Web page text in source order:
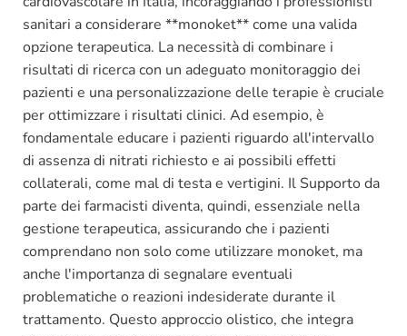
sanitari a considerare **monoket** come una valida
opzione terapeutica. La necessità di combinare i
risultati di ricerca con un adeguato monitoraggio dei
pazienti e una personalizzazione delle terapie è cruciale
per ottimizzare i risultati clinici. Ad esempio, è
fondamentale educare i pazienti riguardo all'intervallo
di assenza di nitrati richiesto e ai possibili effetti
collaterali, come mal di testa e vertigini. Il Supporto da
parte dei farmacisti diventa, quindi, essenziale nella
gestione terapeutica, assicurando che i pazienti
comprendano non solo come utilizzare monoket, ma
anche l'importanza di segnalare eventuali
problematiche o reazioni indesiderate durante il
trattamento. Questo approccio olistico, che integra